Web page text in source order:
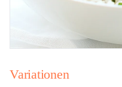
Variationen